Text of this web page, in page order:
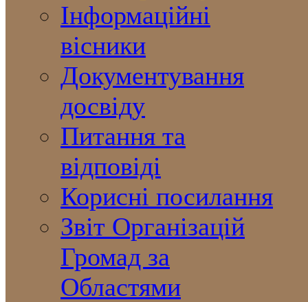
Інформаційні
вісники
Документування
досвіду
Питання та
відповіді
Корисні посилання
Звіт Організацій
Громад за
Областями